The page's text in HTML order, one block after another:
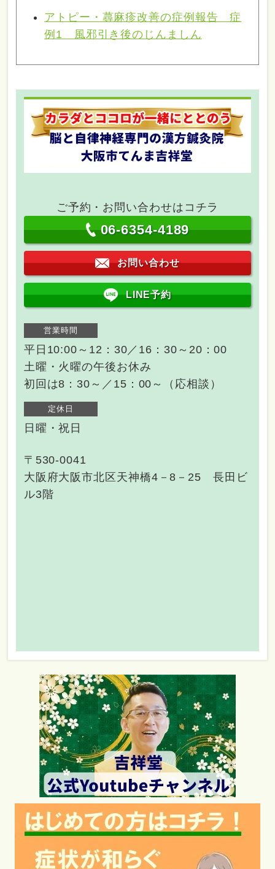
アトピー・蕁麻疹改善の症例報告 症
例1 風邪引き後のじんましん
ご予約・お問い合わせはコチラ
06-6354-4189
お問い合わせ
LINE予約
営業時間
平日10:00～12：30／16：30～20：00
土曜・火曜の午後お休み
初回は8：30～／15：00～（応相談）
定休日
日曜・祝日
〒530-0041
大阪府大阪市北区天神橋4－8－25 長田ビ
ル3階